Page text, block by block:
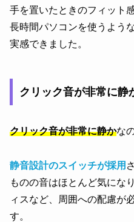
手を置いたときのフィット
長時間パソコンを使うよう
実感できました。
クリック音が非常に静
クリック音が非常に静かな
静音設計のスイッチが採用
ものの音はほとんど気にな
ィスなど、周囲への配慮が
す。